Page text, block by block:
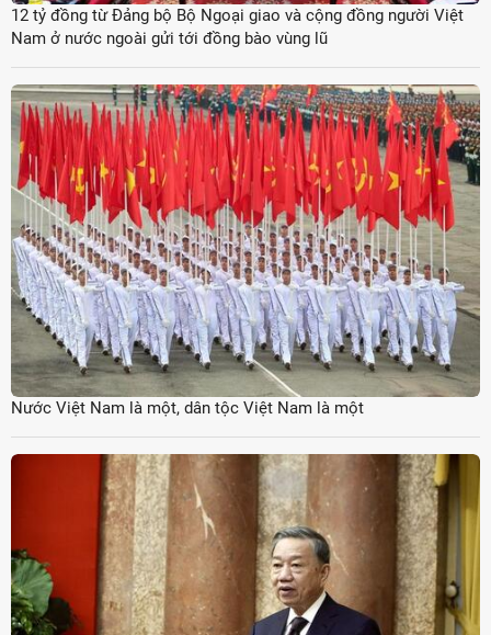
12 tỷ đồng từ Đảng bộ Bộ Ngoại giao và cộng đồng người Việt
Nam ở nước ngoài gửi tới đồng bào vùng lũ
Nước Việt Nam là một, dân tộc Việt Nam là một